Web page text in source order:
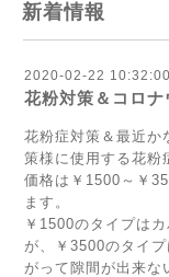
新着情報
2020-02-22 10:32:00
花粉対策＆コロナ
花粉症対策＆最近か
策様に使用する花粉
価格は￥1500～￥
ます。
￥1500のタイプは
が、￥3500のタイ
がって隙間が出来な